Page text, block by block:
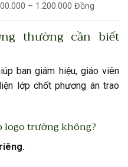
– 1.200.000 Đồng
thường cần biết
ban giám hiệu, giáo viên
lớp chốt phương án trao
logo trường không?